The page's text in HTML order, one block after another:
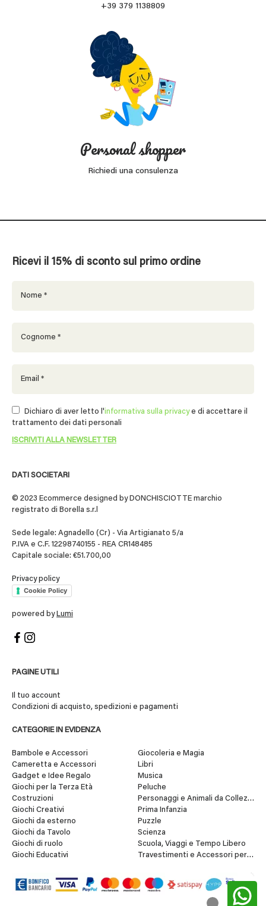
+39 379 1138809
Personal shopper
Richiedi una consulenza
DATI SOCIETARI
© 2023 Ecommerce designed by DONCHISCIOTTE marchio
registrato di Borella s.r.l
Sede legale: Agnadello (Cr) - Via Artigianato 5/a
P.IVA e C.F. 12298740155 - REA CR148485
Capitale sociale: €51.700,00
Privacy policy
Cookie Policy
powered by Lumi
PAGINE UTILI
Il tuo account
Condizioni di acquisto, spedizioni e pagamenti
CATEGORIE IN EVIDENZA
Bambole e Accessori
Cameretta e Accessori
Gadget e Idee Regalo
Giochi per la Terza Età
Costruzioni
Giochi Creativi
Giochi da esterno
Giochi da Tavolo
Giochi di ruolo
Giochi Educativi
Giocoleria e Magia
Libri
Musica
Peluche
Personaggi e Animali da Collezione
Prima Infanzia
Puzzle
Scienza
Scuola, Viaggi e Tempo Libero
Travestimenti e Accessori per
Ricevi il 15% di sconto sul primo ordine
Dichiaro di aver letto l'informativa sulla privacye di accettare il
trattamento dei dati personali